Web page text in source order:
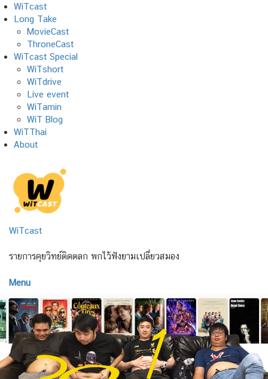
Skip
to
content
WiTcast
Long Take
MovieCast
ThroneCast
WiTcast Special
WiTshort
WiTdrive
Live event
WiTamin
WiT Blog
WiTThai
About
WiTcast
รายการคุยวิทย์ติดตลก พกไว้ฟังยามเปลี่ยวสมอง
Menu